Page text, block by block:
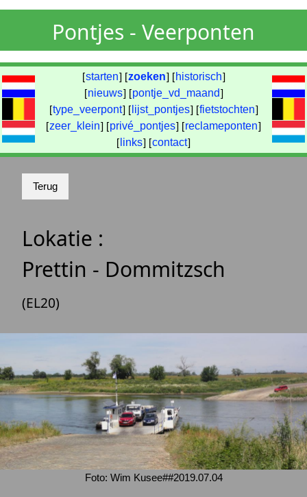
Pontjes - Veerponten
[starten] [zoeken] [ historisch]
[nieuws] [pontje_vd_maand]
[type_veerpont] [ lijst_pontjes] [fietstochten]
[zeer_klein] [privé_pontjes] [reclameponten]
[ links] [contact]
Lokatie :
Prettin - Dommitzsch
(EL20)
Foto: Wim Kusee##2019.07.04